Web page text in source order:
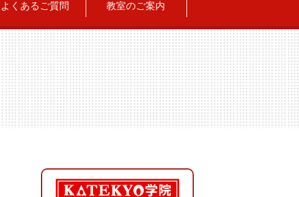
よくあるご質問 教室のご案内